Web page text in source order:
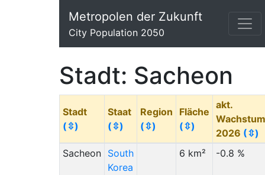
Metropolen der Zukunft
City Population 2050
Stadt: Sacheon
Stadt
(⇳)
Staat
(⇳)
Region
(⇳)
Fläche
(⇳)
akt.
Wachstum
2026 (⇳)
Sacheon
South
Korea
6 km² -0.8 %